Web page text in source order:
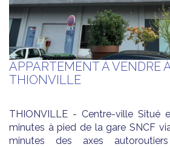
APPARTEMENT À VENDRE
THIONVILLE
THIONVILLE - Centre-ville Situé
minutes à pied de la gare SNCF
minutes des axes